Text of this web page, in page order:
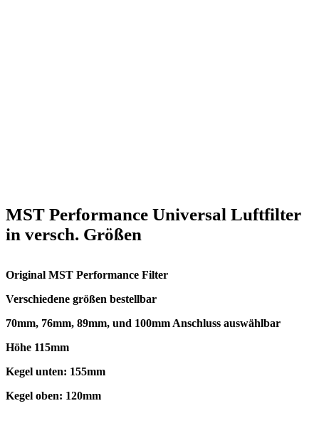
MST Performance Universal Luftfilter
in versch. Größen
Original MST Performance Filter
Verschiedene größen bestellbar
70mm, 76mm, 89mm, und 100mm Anschluss auswählbar
Höhe 115mm
Kegel unten: 155mm
Kegel oben: 120mm